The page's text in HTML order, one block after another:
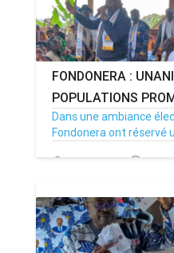
FONDONERA :
POPULATIONS
Dans une ambiance
Fondonera ont réservé
09/10/25 Par